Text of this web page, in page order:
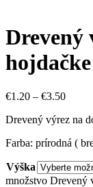
Drevený
hojdačke
€1.20 – €3.50
Drevený výrez na
Farba: prírodná (
Výška
množstvo Drevený